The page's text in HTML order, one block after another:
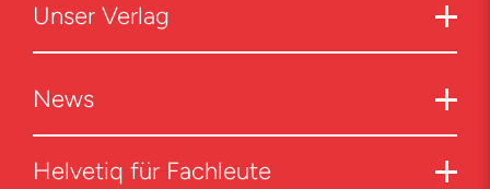
Unser Verlag
News
Helvetiq für Fachleute